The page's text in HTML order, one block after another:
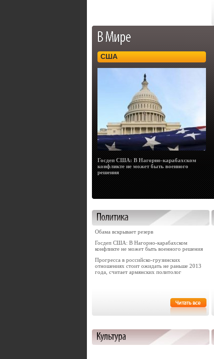
США
Госдеп США: В Нагорно-карабахском
конфликте не может быть военного
решения
Обама вскрывает резерв
Госдеп США: В Нагорно-карабахском
конфликте не может быть военного решения
Прогресса в российско-грузинских
отношениях стоит ожидать не раньше 2013
года, считает армянских политолог